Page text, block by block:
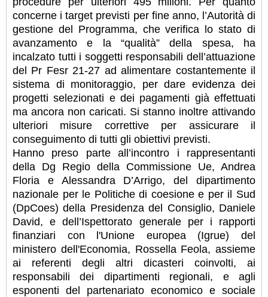
concerne i target previsti per fine anno, l’Autorità di
gestione del Programma, che verifica lo stato di
avanzamento e la “qualità” della spesa, ha
incalzato tutti i soggetti responsabili dell’attuazione
del Pr Fesr 21-27 ad alimentare costantemente il
sistema di monitoraggio, per dare evidenza dei
progetti selezionati e dei pagamenti già effettuati
ma ancora non caricati. Si stanno inoltre attivando
ulteriori misure correttive per assicurare il
conseguimento di tutti gli obiettivi previsti.
Hanno preso parte all’incontro i rappresentanti
della Dg Regio della Commissione Ue, Andrea
Floria e Alessandra D’Arrigo, del dipartimento
nazionale per le Politiche di coesione e per il Sud
(DpCoes) della Presidenza del Consiglio, Daniele
David, e dell’Ispettorato generale per i rapporti
finanziari con l'Unione europea (Igrue) del
ministero dell'Economia, Rossella Feola, assieme
ai referenti degli altri dicasteri coinvolti, ai
responsabili dei dipartimenti regionali, e agli
esponenti del partenariato economico e sociale